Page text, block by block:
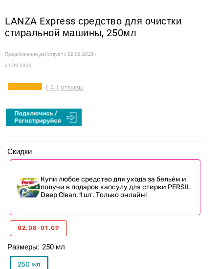
LANZA Express средство для очистки
стиральной машины, 250мл
Предложение действует с02.08.2026 -
01.09.2026
( 4 ) отзывы
Размеры 250 мл
250 мл
Скидки
Купи любое средство для ухода за бельём и
получи в подарок капсулу для стирки PERSIL
Deep Clean, 1 шт. Только онлайн!
02.08-01.09